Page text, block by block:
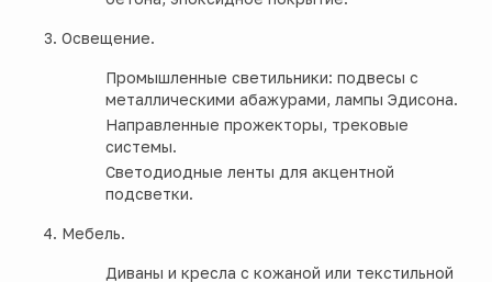
Освещение.
Промышленные светильники: подвесы с
металлическими абажурами, лампы Эдисона.
Направленные прожекторы, трековые
системы.
Светодиодные ленты для акцентной
подсветки.
Мебель.
Диваны и кресла с кожаной или текстильной